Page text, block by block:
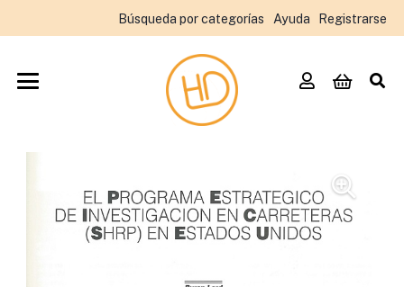
Búsqueda por categorías Ayuda Registrarse